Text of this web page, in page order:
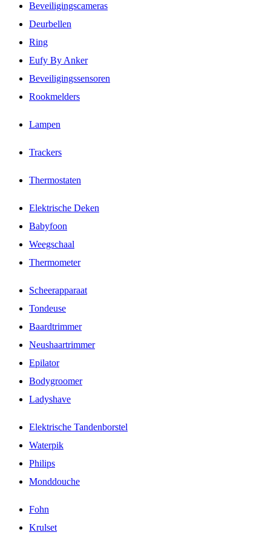
Beveiligingscameras
Deurbellen
Ring
Eufy By Anker
Beveiligingssensoren
Rookmelders
Lampen
Trackers
Thermostaten
Elektrische Deken
Babyfoon
Weegschaal
Thermometer
Scheerapparaat
Tondeuse
Baardtrimmer
Neushaartrimmer
Epilator
Bodygroomer
Ladyshave
Elektrische Tandenborstel
Waterpik
Philips
Monddouche
Fohn
Krulset